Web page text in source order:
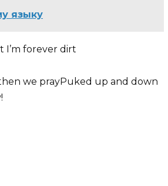
языку
I’m forever dirt
we prayPuked up and down